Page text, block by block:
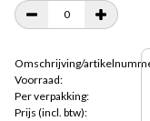
Omschrijving/
Voorraad:
Per verpakking:
Prijs (incl. btw):